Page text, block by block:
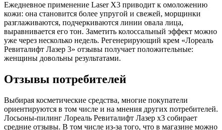
Ежедневное применение Laser X3 приводит к омоложению
кожи: она становится более упругой и свежей, морщинки
разглаживаются, подчеркиваются линии овала лица,
выравнивается его тон. Заметить колоссальный эффект можно
уже через несколько недель. Регенерирующий крем «Лореаль
Ревиталифт Лазер 3» отзывы получает положительные:
женщины довольны результатами.
Отзывы потребителей
Выбирая косметические средства, многие покупатели
ориентируются в том числе и на мнения других потребителей.
Лосьоны-пилинг Лореаль Ревиталифт Лазер х3 собирает
средние отзывы. В том числе из-за того, что в магазине можно